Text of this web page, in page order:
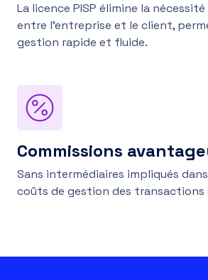
La licence PISP élimine la
entre l’entreprise et le client,
gestion rapide et fluide.
Commissions
Sans intermédiaires impliqués
coûts de gestion des